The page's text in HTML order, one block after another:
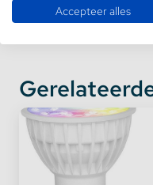
Accepteer alles